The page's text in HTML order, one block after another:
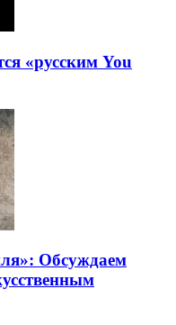
«русским You
Обсуждаем